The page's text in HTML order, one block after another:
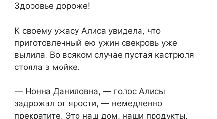
Здоровье дороже!
К своему ужасу Алиса увидела, что
приготовленный ею ужин свекровь уже
вылила. Во всяком случае пустая кастрюля
стояла в мойке.
— Нонна Даниловна, — голос Алисы
задрожал от ярости, — немедленно
прекратите. Это наш дом, наши продукты,